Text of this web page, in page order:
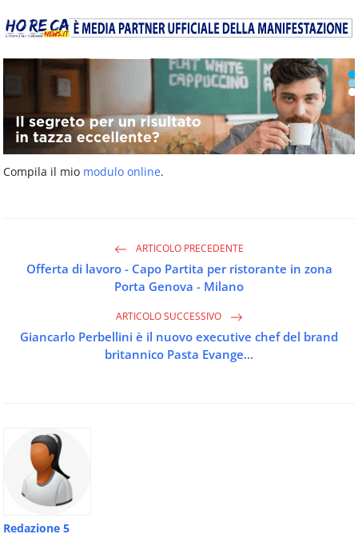
Compila il mio modulo online.
ARTICOLO PRECEDENTE
Offerta di lavoro - Capo Partita per ristorante in zona
Porta Genova - Milano
ARTICOLO SUCCESSIVO
Giancarlo Perbellini è il nuovo executive chef del brand
britannico Pasta Evange...
Redazione 5